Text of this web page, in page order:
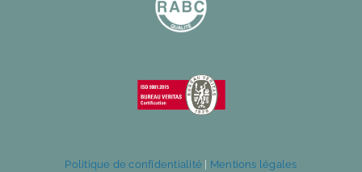
Politique de confidentialité Mentions légales